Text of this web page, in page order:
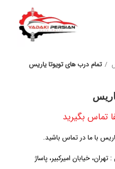
تمام درب های تویوتا یاریس
تماس بگیرید
با ما در تماس باشید.
خیابان امیرکبیر، پاساژ